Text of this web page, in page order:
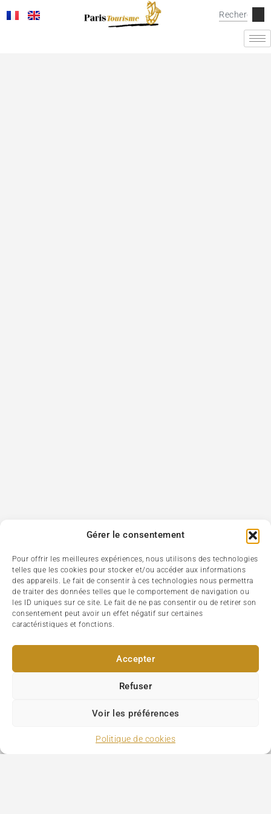
Gérer le consentement
Pour offrir les meilleures expériences, nous utilisons des technologies
telles que les cookies pour stocker et/ou accéder aux informations
des appareils. Le fait de consentir à ces technologies nous permettra
de traiter des données telles que le comportement de navigation ou
les ID uniques sur ce site. Le fait de ne pas consentir ou de retirer son
consentement peut avoir un effet négatif sur certaines
caractéristiques et fonctions.
Accepter
Refuser
Voir les préférences
Politique de cookies